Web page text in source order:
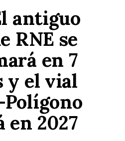
antiguo
RNE se
en 7
y el vial
en 2027